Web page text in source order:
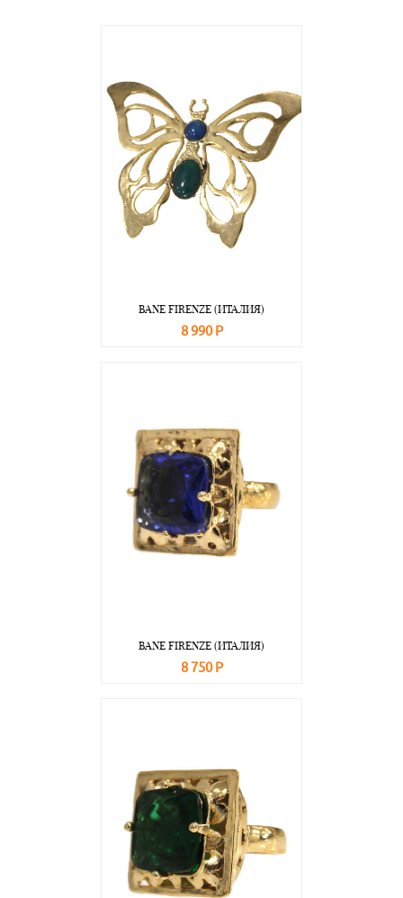
BANE FIRENZE (ИТАЛИЯ)
8 990 Р
BANE FIRENZE (ИТАЛИЯ)
8 750 Р